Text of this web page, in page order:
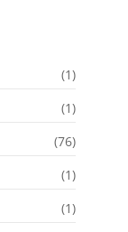
(1)
(1)
(76)
(1)
(1)